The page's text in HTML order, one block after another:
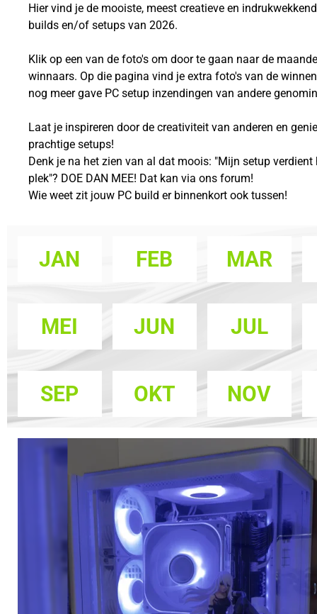
Hier vind je de mooiste, meest creatieve en
builds en/of setups van 2026.
Klik op een van de foto's om door te gaan naar de
winnaars. Op die pagina vind je extra foto's van de
nog meer gave PC setup inzendingen van andere
Laat je inspireren door de creativiteit van anderen en
prachtige setups!
Denk je na het zien van al dat moois: "Mijn setup verdient
plek"? DOE DAN MEE! Dat kan via ons forum!
Wie weet zit jouw PC build er binnenkort ook tussen!
JAN FEB MAR
MEI JUN JUL
SEP OKT NOV